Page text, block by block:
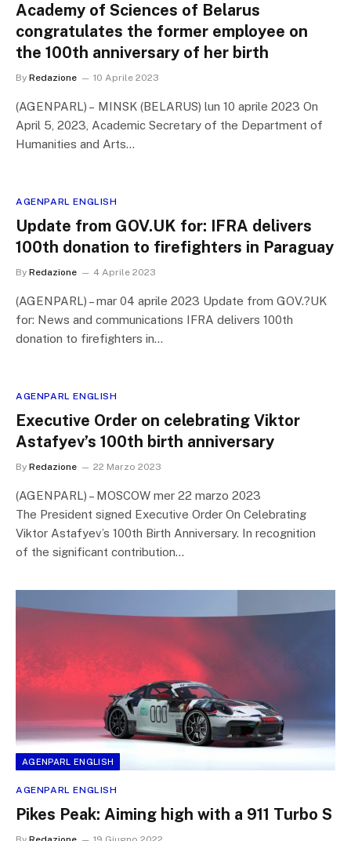
Academy of Sciences of Belarus
congratulates the former employee on
the 100th anniversary of her birth
By Redazione 10 Aprile 2023
(AGENPARL) – MINSK (BELARUS) lun 10 aprile 2023 On
April 5, 2023, Academic Secretary of the Department of
Humanities and Arts…
AGENPARL ENGLISH
Update from GOV.UK for: IFRA delivers
100th donation to firefighters in Paraguay
By Redazione 4 Aprile 2023
(AGENPARL) – mar 04 aprile 2023 Update from GOV.?UK
for: News and communications IFRA delivers 100th
donation to firefighters in…
AGENPARL ENGLISH
Executive Order on celebrating Viktor
Astafyev’s 100th birth anniversary
By Redazione 22 Marzo 2023
(AGENPARL) – MOSCOW mer 22 marzo 2023
The President signed Executive Order On Celebrating
Viktor Astafyev’s 100th Birth Anniversary. In recognition
of the significant contribution…
AGENPARL ENGLISH
AGENPARL ENGLISH
Pikes Peak: Aiming high with a 911 Turbo S